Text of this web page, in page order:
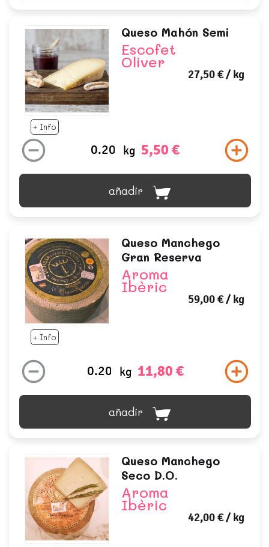
+ Info
Queso Mahón Semi
Escofet
Oliver
27,50 €/ kg
kg 5,50 €
añadir
+ Info
Queso Manchego
Gran Reserva
Aroma
Ibèric
59,00 €/ kg
kg 11,80 €
añadir
Queso Manchego
Seco D.o.
Aroma
Ibèric
42,00 €/ kg